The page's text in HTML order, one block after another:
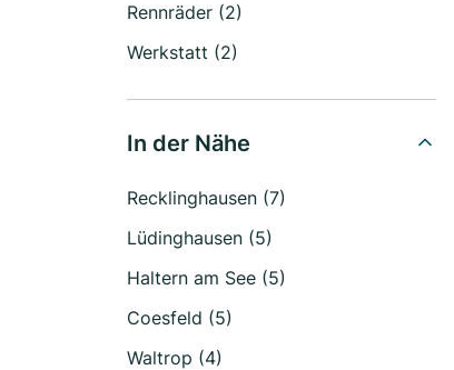
Rennräder (2)
Werkstatt (2)
In der Nähe
Recklinghausen (7)
Lüdinghausen (5)
Haltern am See (5)
Coesfeld (5)
Waltrop (4)